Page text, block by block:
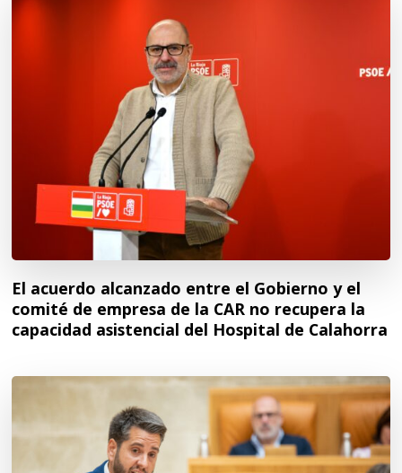
El acuerdo alcanzado entre el Gobierno y el
comité de empresa de la CAR no recupera la
capacidad asistencial del Hospital de Calahorra